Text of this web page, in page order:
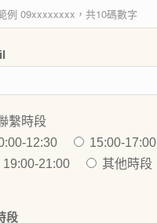
繫時段
12:30
15:00-17:00
19:00-21:00
其他時段
段